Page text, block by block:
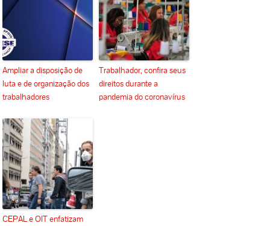
Ampliar a disposição de
luta e de organização dos
trabalhadores
Trabalhador, confira seus
direitos durante a
pandemia do coronavírus
CEPAL e OIT enfatizam